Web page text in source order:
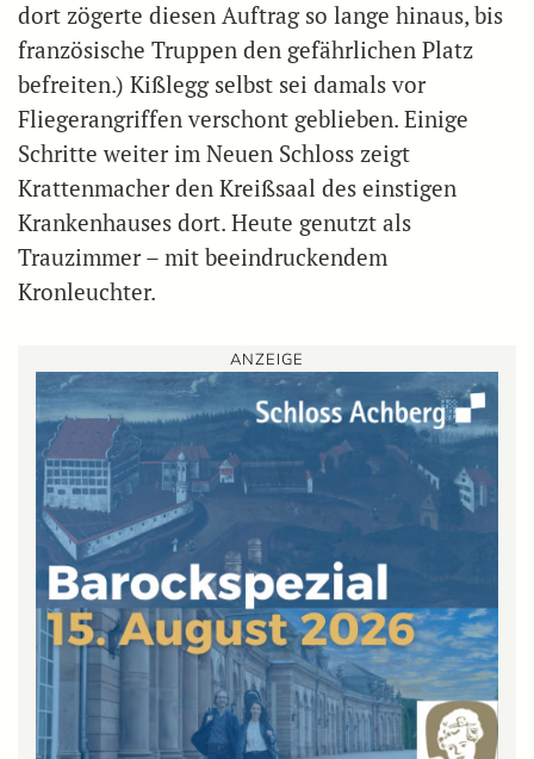
dort zögerte diesen Auftrag so lange hinaus, bis
französische Truppen den gefährlichen Platz
befreiten.) Kißlegg selbst sei damals vor
Fliegerangriffen verschont geblieben. Einige
Schritte weiter im Neuen Schloss zeigt
Krattenmacher den Kreißsaal des einstigen
Krankenhauses dort. Heute genutzt als
Trauzimmer – mit beeindruckendem
Kronleuchter.
ANZEIGE